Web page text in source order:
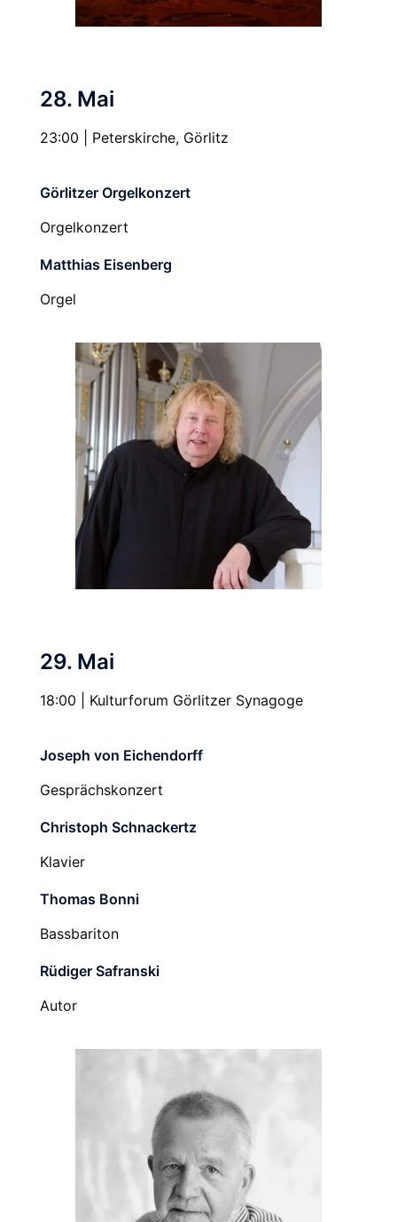
28. Mai
23:00 | Peterskirche, Görlitz
Görlitzer Orgelkonzert
Orgelkonzert
Matthias Eisenberg
Orgel
29. Mai
18:00 | Kulturforum Görlitzer Synagoge
Joseph von Eichendorff
Gesprächskonzert
Christoph Schnackertz
Klavier
Thomas Bonni
Bassbariton
Rüdiger Safranski
Autor